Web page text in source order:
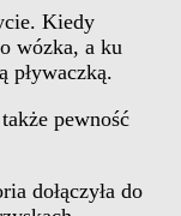
Kiedy
wózka, a ku
pływaczką.
pewność
dołączyła do